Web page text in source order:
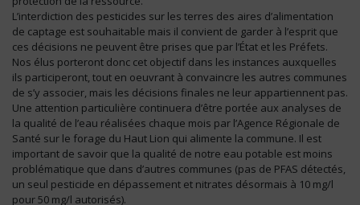
L’interdiction des pesticides sur les terres des aires d’alimentation
de captage est souhaitable mais il convient de garder à l’esprit que
ces décisions ne peuvent être prises que par l’État et les Préfets.
Nos élus porteront donc cet objectif dans les instances auxquelles
ils participeront, tout en oeuvrant à convaincre les autres communes
de s’y associer, mais les décisions finales ne leur appartiennent pas.
Une attention particulière continuera d’être portée aux analyses de
la qualité de l’eau réalisées chaque mois par l’Agence Régionale de
Santé sur le forage du Haut Lion qui alimente la commune. Il est
important de savoir que la qualité de notre eau potable est moins
problématique que dans d’autres communes (pas de PFAS détectés,
un seul pesticide en dépassement et nitrates désormais à 10 mg/l
pour 50 mg/l autorisés).